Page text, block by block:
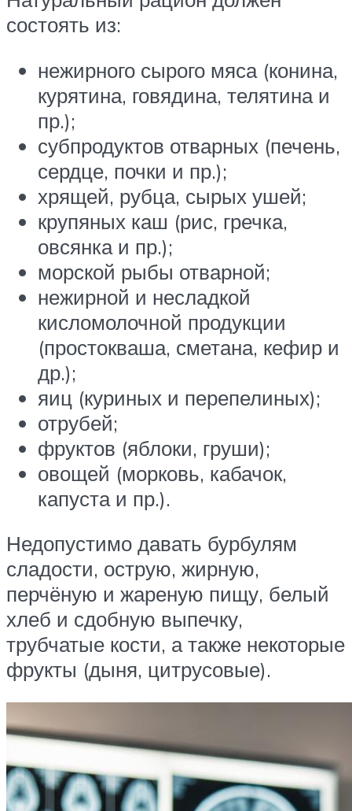
состоять из:
нежирного сырого мяса (конина,
курятина, говядина, телятина и
пр.);
субпродуктов отварных (печень,
сердце, почки и пр.);
хрящей, рубца, сырых ушей;
крупяных каш (рис, гречка,
овсянка и пр.);
морской рыбы отварной;
нежирной и несладкой
кисломолочной продукции
(простокваша, сметана, кефир и
др.);
яиц (куриных и перепелиных);
отрубей;
фруктов (яблоки, груши);
овощей (морковь, кабачок,
капуста и пр.).
Недопустимо давать бурбулям
сладости, острую, жирную,
перчёную и жареную пищу, белый
хлеб и сдобную выпечку,
трубчатые кости, а также некоторые
фрукты (дыня, цитрусовые).